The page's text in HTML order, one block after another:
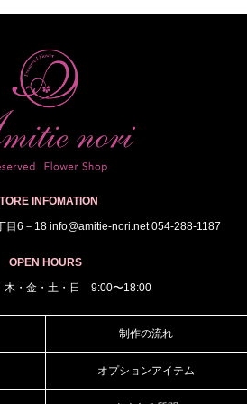
INFOMATION
目6－18 info@amitie-nori.net 054-288-1187
OPEN HOURS
木・金・土・日 9:00〜18:00
制作の流れ
オプションアイテム